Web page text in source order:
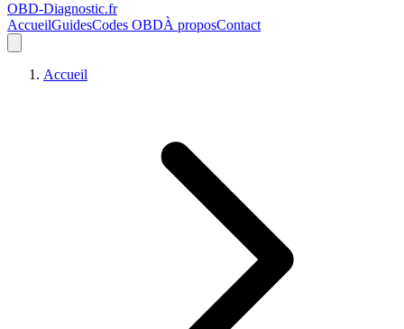
OBD-Diagnostic.fr
AccueilGuidesCodes OBDÀ proposContact
Accueil